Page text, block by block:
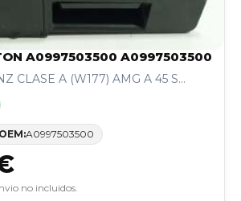
A0997503500 A0997503500
CLASE A (W177) AMG A 45 S...
OEM:A0997503500
no incluidos.